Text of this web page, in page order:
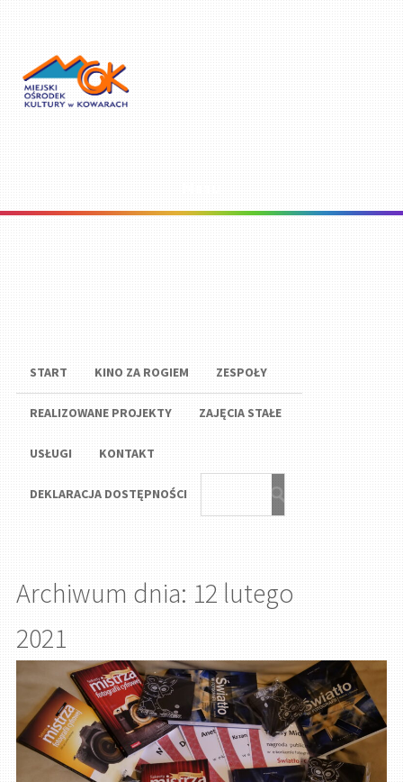
START KINO ZA ROGIEM ZESPOŁY
REALIZOWANE PROJEKTY ZAJĘCIA STAŁE
USŁUGI KONTAKT
DEKLARACJA DOSTĘPNOŚCI
Archiwum dnia: 12 lutego
2021